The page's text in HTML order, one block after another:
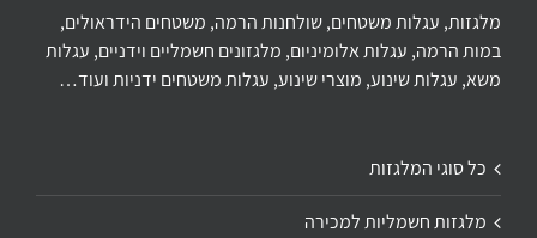
מלגזות, עגלות משטחים, שולחנות הרמה, משטחים הידראולים,
במות הרמה, עגלות אלומיניום, מלגזונים חשמליים וידניים, עגלות
משא, עגלות שינוע, מוצרי שינוע, עגלות משטחים ידניות ועוד…
כל סוגי המלגזות
מלגזות חשמליות למכירה